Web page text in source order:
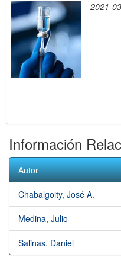
2021-
Información
Autor
Chabalgoity, José A.
Medina, Julio
Salinas, Daniel